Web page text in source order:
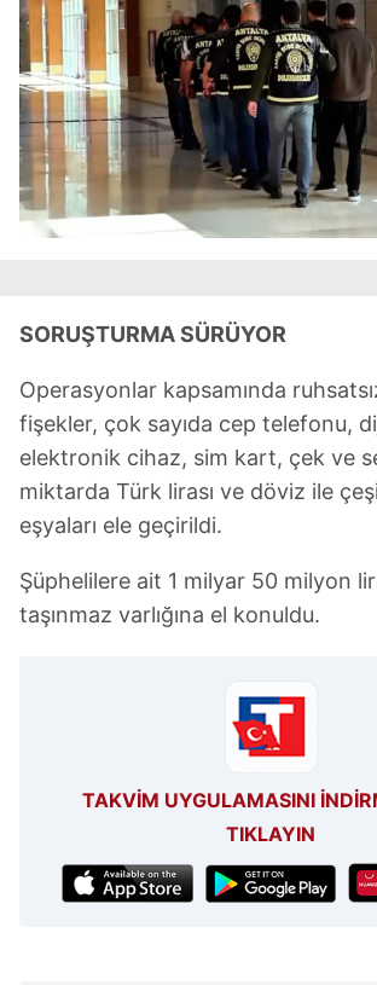
toplumu hizmetlerinin sunulması amacıyla
kullanılmaktadır. Diğer çerezler, sitemizin
kılınması ve kişiselleştirilmesi ve sizlere
reklam/pazarlama faaliyetlerinin
sınırlı olarak açık rızanız dahilinde
Çerezlere ilişkin tercihlerinizi aşağıda yer
vasıtasıyla belirleyebilirsiniz. Çerezlere
6698 sayılı Kişisel Verilerin Korunması
ilgili mevzuata uygun olarak kullanılan
almak için lütfentıklayınız.
SORUŞTURMA SÜRÜYOR
Operasyonlar kapsamında
fişekler, çok sayıda cep telefonu,
elektronik cihaz, sim kart, çek ve
miktarda Türk lirası ve döviz ile
eşyaları ele geçirildi.
Şüphelilere ait 1 milyar 50 milyon
taşınmaz varlığına el konuldu.
TAKVİM UYGULAMASINI
TIKLAYIN